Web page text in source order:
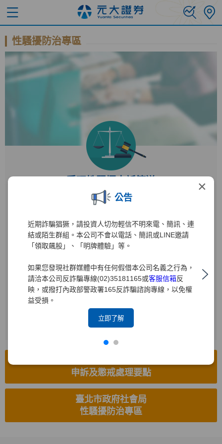
×
公告
近期詐騙猖獗，請投資人切勿輕信不明來電、簡訊、連
結或陌生群組。本公司不會以電話、簡訊或LINE邀請
「領取飆股」、「明牌體驗」等。
如果您發現社群媒體中有任何假借本公司名義之行為，
請洽本公司反詐騙專線(02)35181165或客服信箱反
映，或撥打內政部警政署165反詐騙諮詢專線，以免權
益受損。
立即了解
性騷擾防治專區
受理單位
受理電話
(02)2719-1715
電子信箱
hr8585.brk@yuanta.com
(02)2514-8626
申訴及懲戒處理要點
臺北市政府社會局
性騷擾防治專區